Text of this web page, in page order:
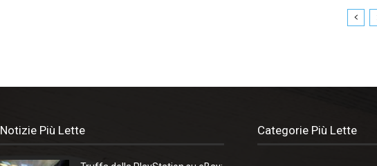
Notizie Più Lette Categorie Più Lette